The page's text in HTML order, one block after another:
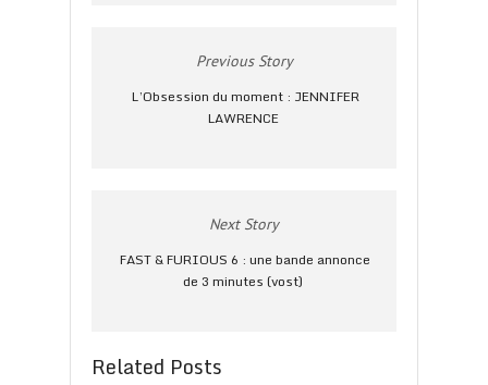
Previous Story
L’Obsession du moment : JENNIFER
LAWRENCE
Next Story
FAST & FURIOUS 6 : une bande annonce
de 3 minutes (vost)
Related Posts